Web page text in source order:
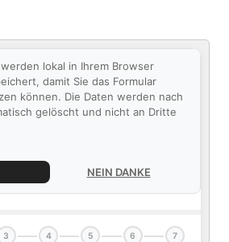
lokal in Ihrem Browser
damit Sie das Formular
können. Die Daten werden nach
gelöscht und nicht an Dritte
NEIN DANKE
3 4 5 6 7